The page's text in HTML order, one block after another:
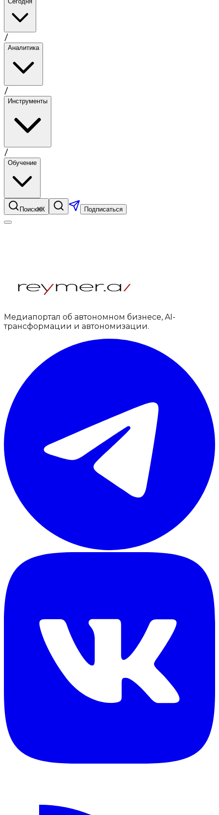
/
Аналитика
/
Инструменты
/
Обучение
Поиск⌘K Подписаться
Медиапортал об автономном бизнесе, AI-
трансформации и автономизации.